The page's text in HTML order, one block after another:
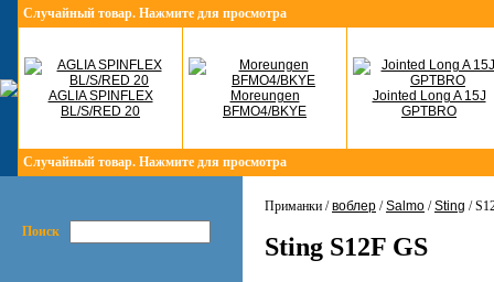
Случайный товар. Нажмите для просмотра
AGLIA SPINFLEX
BL/S/RED 20
Moreungen
BFMO4/BKYE
Jointed Long A 15J
GPTBRO
Случайный товар. Нажмите для просмотра
Поиск
Приманки /воблер /Salmo /Sting /
Sting S12F GS